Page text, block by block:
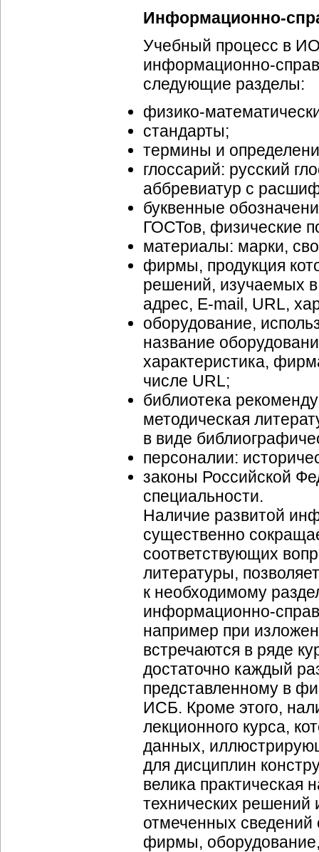
Информационно-
Учебный процесс в
информационно-
следующие разделы:
физико-
стандарты;
термины и
глоссарий: русский
аббревиатур с
буквенные
ГОСТов, физические
материалы: марки,
фирмы, продукция
решений, изучаемых
адрес, E-mail, URL,
оборудование,
название
характеристика,
числе URL;
библиотека
методическая
в виде
персоналии:
законы Российской
специальности.
Наличие развитой
существенно
соответствующих
литературы,
к необходимому
информационно-
например при
встречаются в ряде
достаточно каждый
представленному в
ИСБ. Кроме этого,
лекционного курса,
данных,
для дисциплин
велика практическая
технических решений
отмеченных
фирмы,